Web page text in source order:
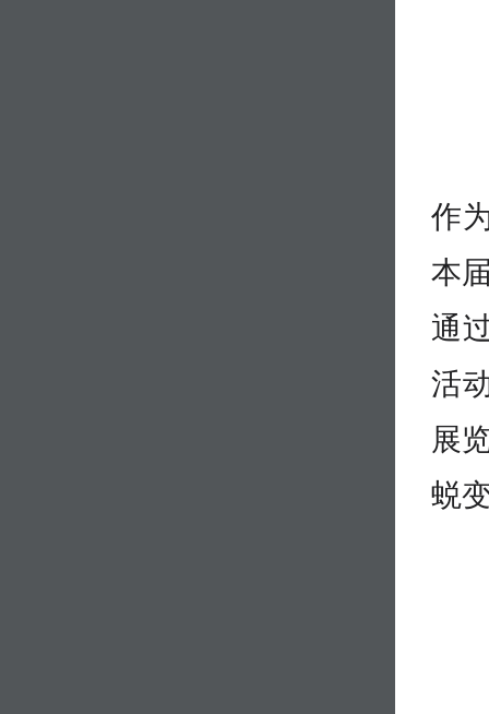
作
本
通
活
展
蜕